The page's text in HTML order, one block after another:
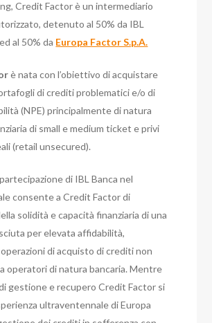
Credit Factor è un intermediario
detenuto al 50% da IBL
al 50% da Europa Factor S.p.A.
è nata con l’obiettivo di acquistare
di crediti problematici e/o di
(NPE) principalmente di natura
di small e medium ticket e privi
(retail unsecured).
di IBL Banca nel
consente a Credit Factor di
solidità e capacità finanziaria di una
per elevata affidabilità,
di acquisto di crediti non
operatori di natura bancaria. Mentre
gestione e recupero Credit Factor si
ultraventennale di Europa